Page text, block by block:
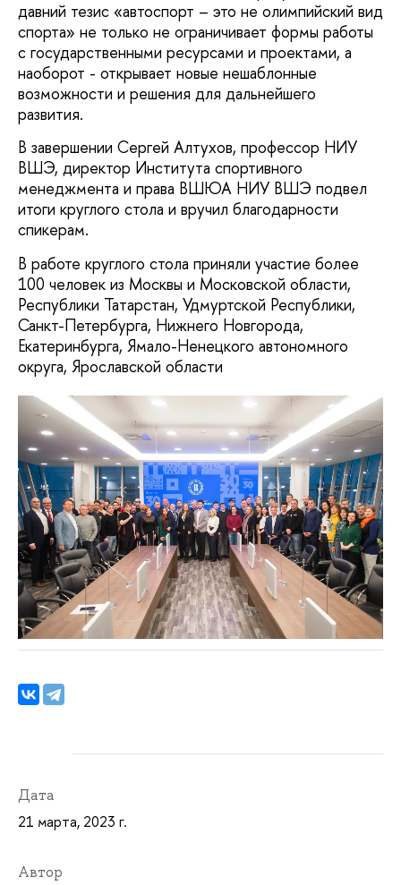
давний тезис «автоспорт – это не олимпийский вид
спорта» не только не ограничивает формы работы
с государственными ресурсами и проектами, а
наоборот - открывает новые нешаблонные
возможности и решения для дальнейшего
развития.
В завершении Сергей Алтухов, профессор НИУ
ВШЭ, директор Института спортивного
менеджмента и права ВШЮА НИУ ВШЭ подвел
итоги круглого стола и вручил благодарности
спикерам.
В работе круглого стола приняли участие более
100 человек из Москвы и Московской области,
Республики Татарстан, Удмуртской Республики,
Санкт-Петербурга, Нижнего Новгорода,
Екатеринбурга, Ямало-Ненецкого автономного
округа, Ярославской области
Дата
21 марта, 2023 г.
Автор